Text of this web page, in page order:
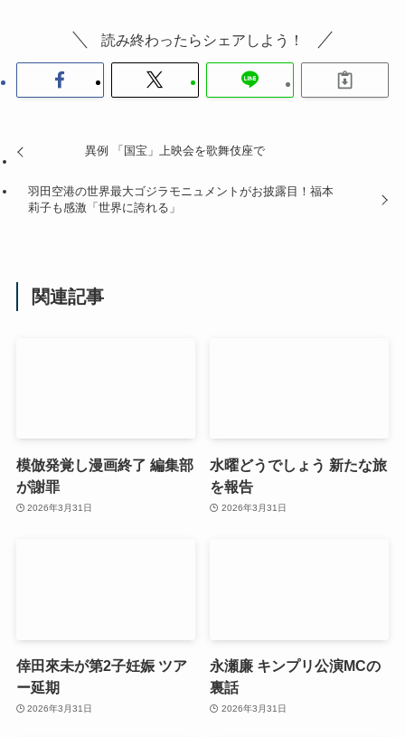
読み終わったらシェアしよう！
異例 「国宝」上映会を歌舞伎座で
羽田空港の世界最大ゴジラモニュメントがお披露目！福本
莉子も感激「世界に誇れる」
関連記事
模倣発覚し漫画終了 編集部
が謝罪
2026年3月31日
水曜どうでしょう 新たな旅
を報告
2026年3月31日
倖田來未が第2子妊娠 ツア
ー延期
2026年3月31日
永瀬廉 キンプリ公演MCの
裏話
2026年3月31日